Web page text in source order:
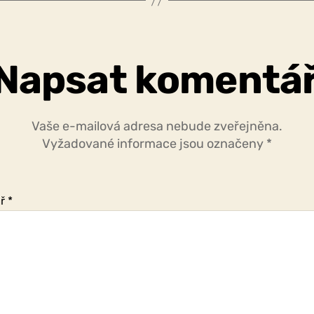
Vaše e-mailová adresa nebude zveřejněna.
Vyžadované informace jsou označeny *
*